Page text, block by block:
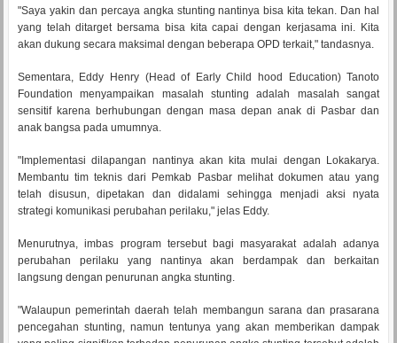
"Saya yakin dan percaya angka stunting nantinya bisa kita tekan. Dan hal
yang telah ditarget bersama bisa kita capai dengan kerjasama ini. Kita
akan dukung secara maksimal dengan beberapa OPD terkait," tandasnya.
Sementara, Eddy Henry (Head of Early Child hood Education) Tanoto
Foundation menyampaikan masalah stunting adalah masalah sangat
sensitif karena berhubungan dengan masa depan anak di Pasbar dan
anak bangsa pada umumnya.
"Implementasi dilapangan nantinya akan kita mulai dengan Lokakarya.
Membantu tim teknis dari Pemkab Pasbar melihat dokumen atau yang
telah disusun, dipetakan dan didalami sehingga menjadi aksi nyata
strategi komunikasi perubahan perilaku," jelas Eddy.
Menurutnya, imbas program tersebut bagi masyarakat adalah adanya
perubahan perilaku yang nantinya akan berdampak dan berkaitan
langsung dengan penurunan angka stunting.
"Walaupun pemerintah daerah telah membangun sarana dan prasarana
pencegahan stunting, namun tentunya yang akan memberikan dampak